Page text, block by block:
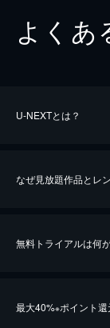
よくあ
U-NEXTとは？
なぜ見放題作品とレ
無料トライアルは何
最大40%※ポイント還